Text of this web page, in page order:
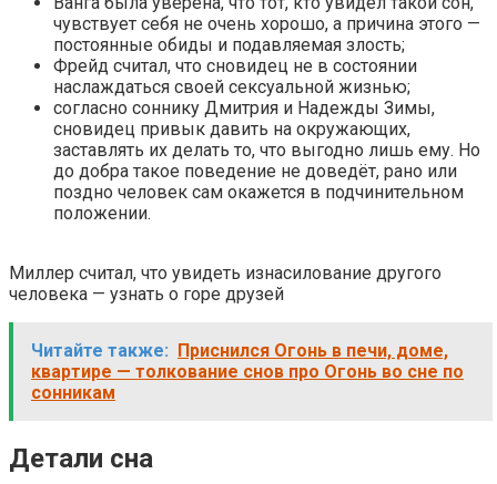
чувствует себя не очень хорошо, а причина этого —
постоянные обиды и подавляемая злость;
Фрейд считал, что сновидец не в состоянии
наслаждаться своей сексуальной жизнью;
согласно соннику Дмитрия и Надежды Зимы,
сновидец привык давить на окружающих,
заставлять их делать то, что выгодно лишь ему. Но
до добра такое поведение не доведёт, рано или
поздно человек сам окажется в подчинительном
положении.
Миллер считал, что увидеть изнасилование другого
человека — узнать о горе друзей
Читайте также: Приснился Огонь в печи, доме,
квартире — толкование снов про Огонь во сне по
сонникам
Детали сна